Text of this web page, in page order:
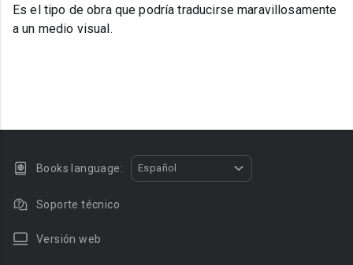
Es el tipo de obra que podría traducirse maravillosamente
a un medio visual.
Books language: Español
Soporte técnico
Versión web